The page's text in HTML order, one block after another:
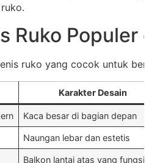
Ruko Populer
ruko yang cocok untuk
Karakter Desain
Kaca besar di bagian depan
Naungan lebar dan estetis
Balkon lantai atas yang